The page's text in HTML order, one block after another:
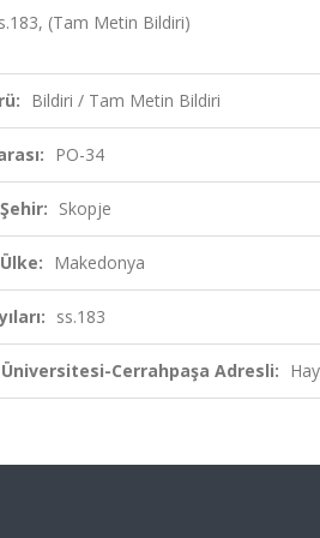
(Tam Metin Bildiri)
Bildiri / Tam Metin Bildiri
PO-34
Şehir: Skopje
Ülke: Makedonya
ss.183
Cerrahpaşa Adresli: